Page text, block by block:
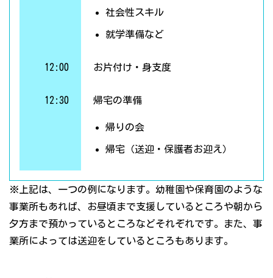
社会性スキル
就学準備など
12:00 お片付け・身支度
12:30 帰宅の準備
帰りの会
帰宅（送迎・保護者お迎え）
※上記は、一つの例になります。幼稚園や保育園のような
事業所もあれば、お昼頃まで支援しているところや朝から
夕方まで預かっているところなどそれぞれです。また、事
業所によっては送迎をしているところもあります。